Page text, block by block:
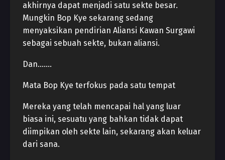
akhirnya dapat menjadi satu sekte besar.
Mungkin Bop Kye sekarang sedang
menyaksikan pendirian Aliansi Kawan Surgawi
sebagai sebuah sekte, bukan aliansi.
Dan…….
Mata Bop Kye terfokus pada satu tempat
Mereka yang telah mencapai hal yang luar
biasa ini, sesuatu yang bahkan tidak dapat
diimpikan oleh sekte lain, sekarang akan keluar
dari sana.